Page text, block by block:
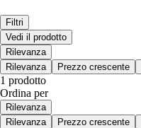
Filtri
Vedi il prodotto
Rilevanza
Rilevanza
Prezzo crescente
1 prodotto
Ordina per
Rilevanza
Rilevanza
Prezzo crescente